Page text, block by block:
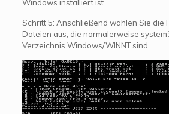
Windows installiert ist.
Schritt 5: Anschließend wählen Sie die
Dateien aus, die normalerweise
Verzeichnis Windows/WINNT sind.